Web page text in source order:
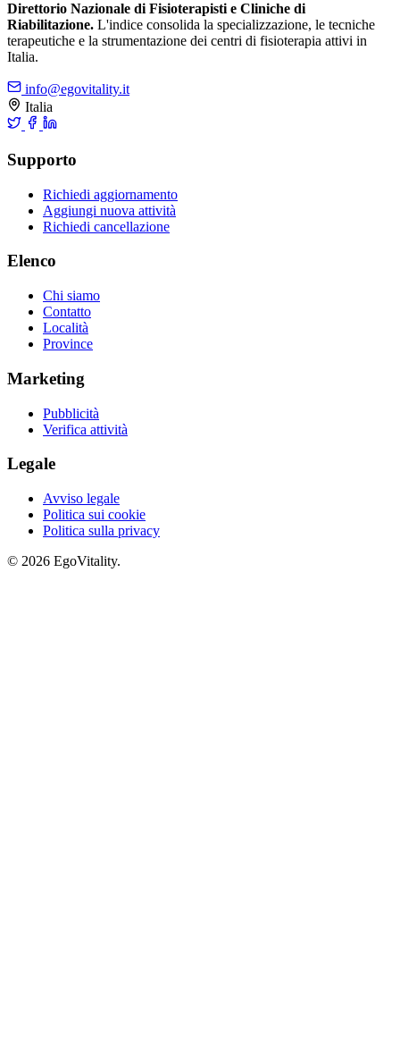
Direttorio Nazionale di Fisioterapisti e Cliniche di
Riabilitazione. L'indice consolida la specializzazione, le tecniche
terapeutiche e la strumentazione dei centri di fisioterapia attivi in
Italia.
info@egovitality.it
Italia
Supporto
Richiedi aggiornamento
Aggiungi nuova attività
Richiedi cancellazione
Elenco
Chi siamo
Contatto
Località
Province
Marketing
Pubblicità
Verifica attività
Legale
Avviso legale
Politica sui cookie
Politica sulla privacy
© 2026 EgoVitality.